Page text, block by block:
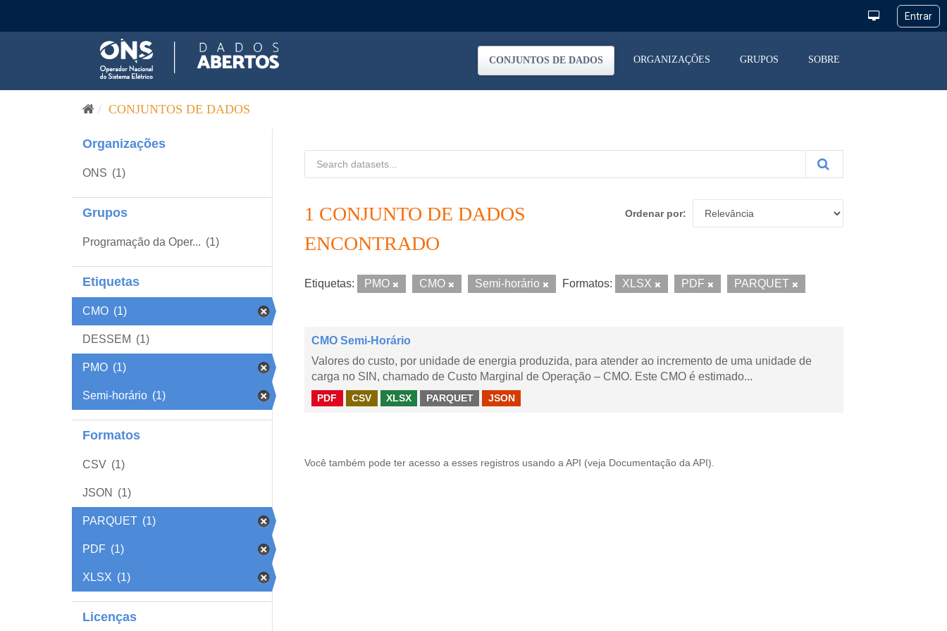
CONJUNTOS DE DADOS ORGANIZAÇÕES GRUPOS SOBRE
CONJUNTOS DE DADOS
Organizações
ONS (1)
Grupos
Programação da Oper... (1)
Etiquetas
CMO (1)
DESSEM (1)
PMO (1)
Semi-horário (1)
Formatos
CSV (1)
JSON (1)
PARQUET (1)
PDF (1)
XLSX (1)
Licenças
Ordenar por
1 CONJUNTO DE DADOS
ENCONTRADO
Etiquetas: PMO CMO Semi-horário Formatos: XLSX PDF PARQUET
CMO Semi-Horário
Valores do custo, por unidade de energia produzida, para atender ao incremento de uma unidade de
carga no SIN, chamado de Custo Marginal de Operação – CMO. Este CMO é estimado...
PDF CSV XLSX PARQUET JSON
Você também pode ter acesso a esses registros usando a API (veja Documentação da API ).